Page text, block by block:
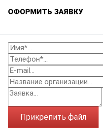
ОФОРМИТЬ ЗАЯВКУ
Прикрепить файл